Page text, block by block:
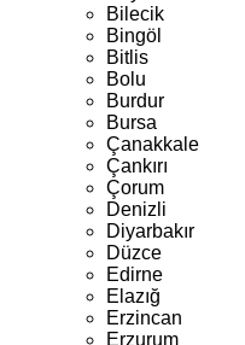
Bilecik
Bingöl
Bitlis
Bolu
Burdur
Bursa
Çanakkale
Çankırı
Çorum
Denizli
Diyarbakır
Düzce
Edirne
Elazığ
Erzincan
Erzurum